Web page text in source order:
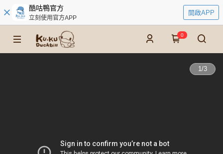
酷咕鴨官方
立刻使用官方APP
開啟APP
0
1/3